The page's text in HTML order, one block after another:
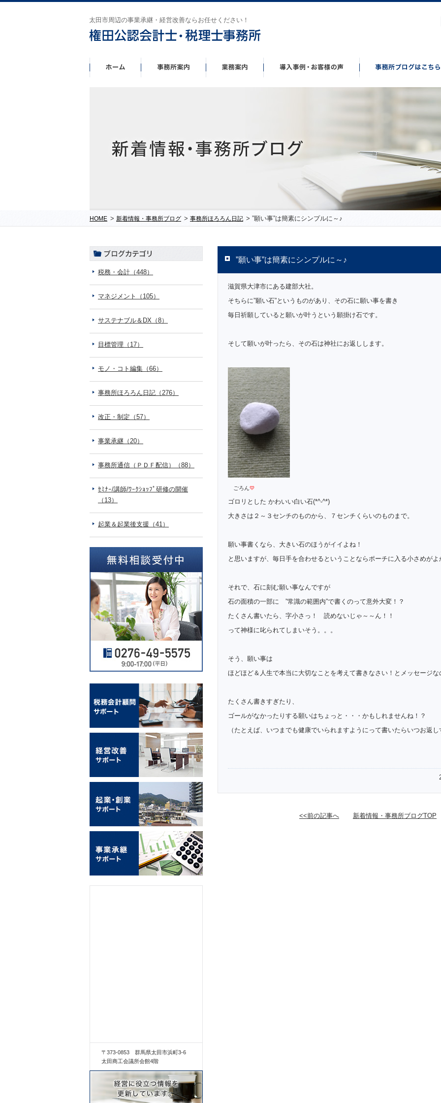
太田市周辺の事業承継・経営改善ならお任せください！
HOME > 新着情報・事務所ブログ > 事務所ほろろん日記 > ”願い事”は簡素にシンプルに～♪
”願い事”は簡素にシンプルに～♪
滋賀県大津市にある建部大社。
そちらに”願い石”というものがあり、その石に願い事を書き
毎日祈願していると願いが叶うという願掛け石です。
そして願いが叶ったら、その石は神社にお返しします。
ごろん💛
ゴロリとした かわいい白い石(*^-^*)
大きさは２～３センチのものから、７センチくらいのものまで。
願い事書くなら、大きい石のほうがイイよね！
と思いますが、毎日手を合わせるということならポーチに入る小さめがよ
それで、石に刻む願い事なんですが
石の面積の一部に ”常識の範囲内”で書くのって意外大変！？
たくさん書いたら、字小さっ！ 読めないじゃ～～ん！！
って神様に叱られてしまいそう。。。
そう、願い事は
ほどほど＆人生で本当に大切なことを考えて書きなさい！とメッセージな
たくさん書きすぎたり、
ゴールがなかったりする願いはちょっと・・・かもしれませんね！？
（たとえば、いつまでも健康でいられますようにって書いたらいつお返し
<<前の記事へ 新着情報・事務所ブログTOP
税務・会計（448）
マネジメント（105）
サステナブル＆DX（8）
目標管理（17）
モノ・コト編集（66）
事務所ほろろん日記（276）
改正・制定（57）
事業承継（20）
事務所通信（ＰＤＦ配信）（88）
ｾﾐﾅｰ/講師/ﾜｰｸｼｮｯﾌﾟ研修の開催
（13）
起業＆起業後支援（41）
〒373-0853 群馬県太田市浜町3-6
太田商工会議所会館4階